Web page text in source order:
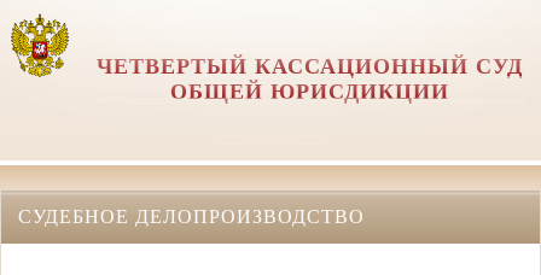
ЧЕТВЕРТЫЙ КАССАЦИОННЫЙ СУД
ОБЩЕЙ ЮРИСДИКЦИИ
СУДЕБНОЕ ДЕЛОПРОИЗВОДСТВО